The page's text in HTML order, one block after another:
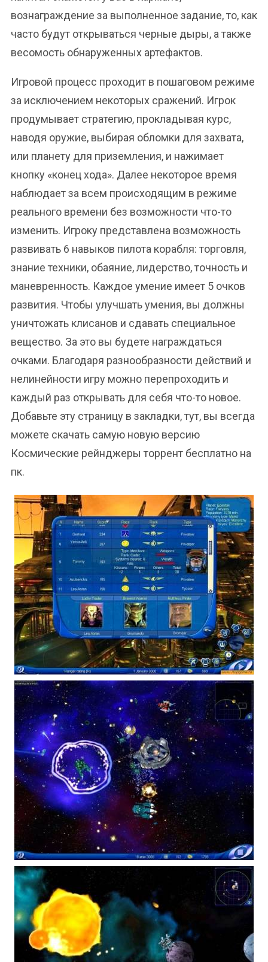
вознаграждение за выполненное задание, то, как
часто будут открываться черные дыры, а также
весомость обнаруженных артефактов.
Игровой процесс проходит в пошаговом режиме
за исключением некоторых сражений. Игрок
продумывает стратегию, прокладывая курс,
наводя оружие, выбирая обломки для захвата,
или планету для приземления, и нажимает
кнопку «конец хода». Далее некоторое время
наблюдает за всем происходящим в режиме
реального времени без возможности что-то
изменить. Игроку представлена возможность
развивать 6 навыков пилота корабля: торговля,
знание техники, обаяние, лидерство, точность и
маневренность. Каждое умение имеет 5 очков
развития. Чтобы улучшать умения, вы должны
уничтожать клисанов и сдавать специальное
вещество. За это вы будете награждаться
очками. Благодаря разнообразности действий и
нелинейности игру можно перепроходить и
каждый раз открывать для себя что-то новое.
Добавьте эту страницу в закладки, тут, вы всегда
можете скачать самую новую версию
Космические рейнджеры торрент бесплатно на
пк.